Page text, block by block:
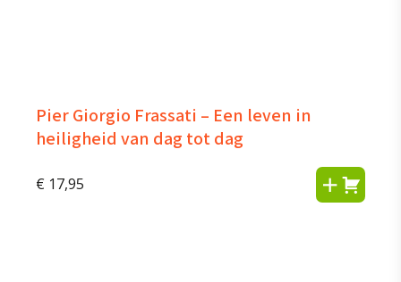
Pier Giorgio Frassati – Een leven in
heiligheid van dag tot dag
€ 17,95